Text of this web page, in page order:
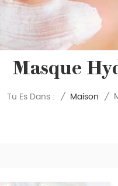
Masque
Tu Es Dans : / Maison /